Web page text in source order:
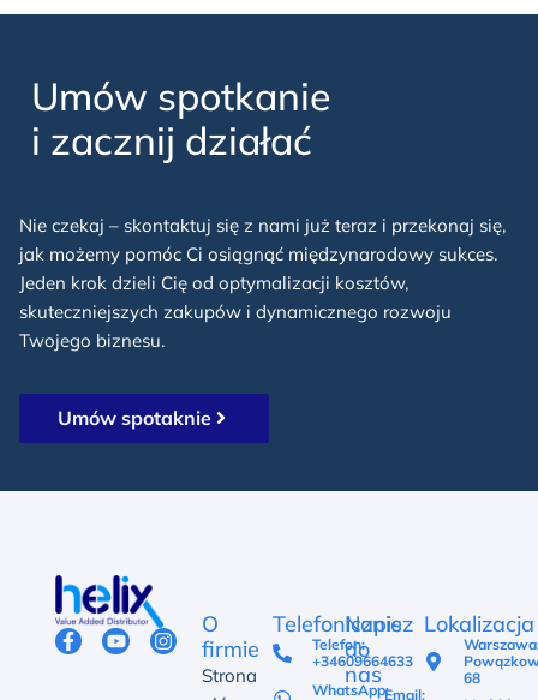
Umów spotkanie
i zacznij działać
Nie czekaj – skontaktuj się z nami już teraz i przekonaj się,
jak możemy pomóc Ci osiągnąć międzynarodowy sukces.
Jeden krok dzieli Cię od optymalizacji kosztów,
skuteczniejszych zakupów i dynamicznego rozwoju
Twojego biznesu.
Umów spotaknie
O
firmie
Strona
Telefonicznie
Telefon:
+34609664633
WhatsApp:
Napisz
do
nas
Email:
Lokalizacja
68